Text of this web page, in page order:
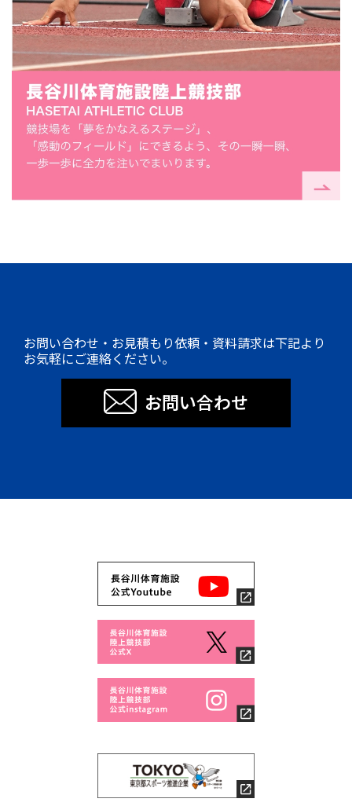
お問い合わせ・お見積もり依頼・資料請求は下記より
お気軽にご連絡ください。
お問い合わせ